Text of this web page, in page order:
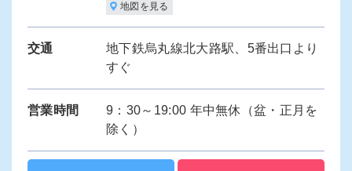
地図を見る
交通
地下鉄烏丸線北大路駅、5番出口より
すぐ
営業時間
9：30～19:00 年中無休（盆・正月を
除く）